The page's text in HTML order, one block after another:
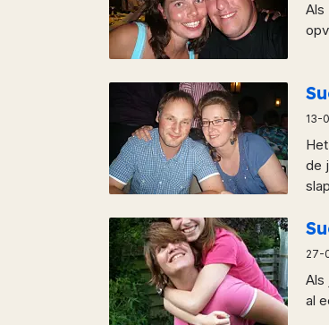
Als
13-
de
27-
Als
al